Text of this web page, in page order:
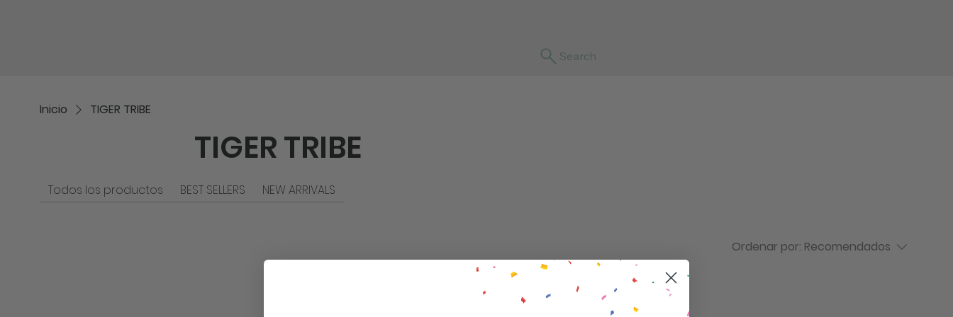
Search
Inicio TIGER TRIBE
TIGER TRIBE
Todos los productos BEST SELLERS NEW ARRIVALS
Ordenar por: Recomendados